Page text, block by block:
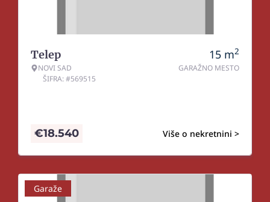
Telep
NOVI SAD
ŠIFRA: #569515
15 m2
GARAŽNO MESTO
Više o nekretnini >
€18.540
Garaže